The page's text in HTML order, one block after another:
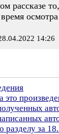
рассказе
14:26
это
разделу за